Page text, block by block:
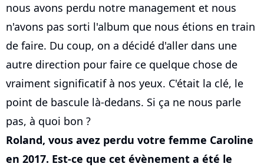
nous avons perdu notre management et nous
n'avons pas sorti l'album que nous étions en train
de faire. Du coup, on a décidé d'aller dans une
autre direction pour faire ce quelque chose de
vraiment significatif à nos yeux. C'était la clé, le
point de bascule là-dedans. Si ça ne nous parle
pas, à quoi bon ?
Roland, vous avez perdu votre femme Caroline
en 2017. Est-ce que cet évènement a été le